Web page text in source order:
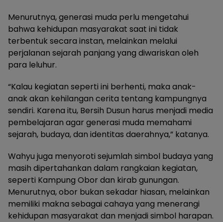
Menurutnya, generasi muda perlu mengetahui
bahwa kehidupan masyarakat saat ini tidak
terbentuk secara instan, melainkan melalui
perjalanan sejarah panjang yang diwariskan oleh
para leluhur.
“Kalau kegiatan seperti ini berhenti, maka anak-
anak akan kehilangan cerita tentang kampungnya
sendiri. Karena itu, Bersih Dusun harus menjadi media
pembelajaran agar generasi muda memahami
sejarah, budaya, dan identitas daerahnya,” katanya.
Wahyu juga menyoroti sejumlah simbol budaya yang
masih dipertahankan dalam rangkaian kegiatan,
seperti Kampung Obor dan kirab gunungan.
Menurutnya, obor bukan sekadar hiasan, melainkan
memiliki makna sebagai cahaya yang menerangi
kehidupan masyarakat dan menjadi simbol harapan.